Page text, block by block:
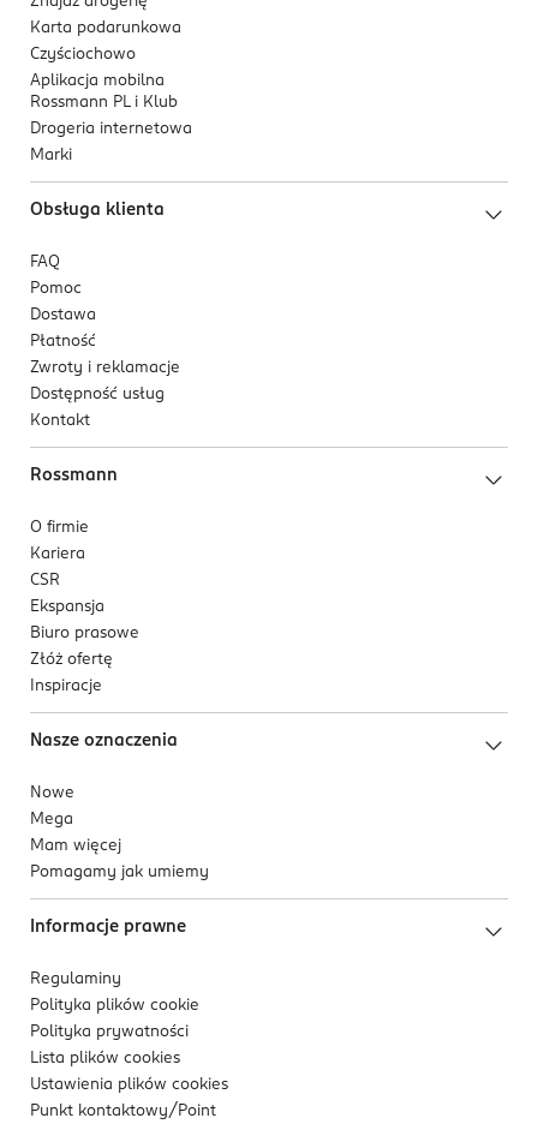
Dla kogo jest ten produkt?
Dla dzieci powyżej 3 lat, które rozpoczynają naukę
prawidłowej higieny jamy ustnej oraz dla rodziców
szukających skutecznej, bezpiecznej i atrakcyjnej
wizualnie szczoteczki elektrycznej.
Karta podarunkowa
Czyściochowo
Aplikacja mobilna
Rossmann PL i Klub
Drogeria internetowa
Marki
Obsługa klienta
FAQ
Pomoc
Dostawa
Płatność
Zwroty i reklamacje
Dostępność usług
Kontakt
Rossmann
O firmie
Kariera
CSR
Ekspansja
Biuro prasowe
Złóż ofertę
Inspiracje
Nasze oznaczenia
Nowe
Mega
Mam więcej
Pomagamy jak umiemy
Informacje prawne
Regulaminy
Polityka plików cookie
Polityka prywatności
Lista plików cookies
Ustawienia plików cookies
Punkt kontaktowy/ Point